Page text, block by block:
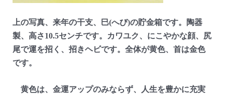
上の写真、来年の干支、巳(へび)の貯金箱です。陶器
製、高さ10.5センチです。カワユク、にこやかな顔、尻
尾で運を招く、招きヘビです。全体が黄色、首は金色
です。
黄色は、金運アップのみならず、人生を豊かに充実